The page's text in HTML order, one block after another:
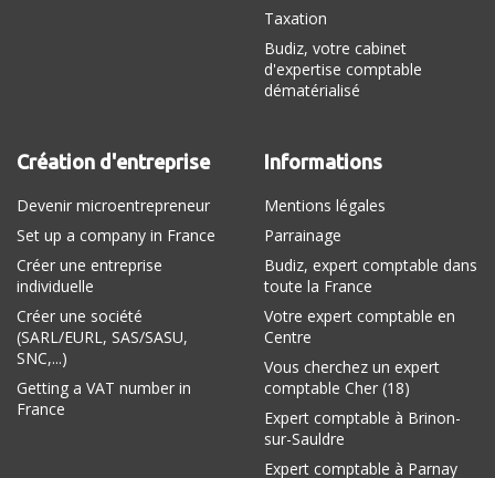
Taxation
Budiz, votre cabinet
d'expertise comptable
dématérialisé
Création d'entreprise
Devenir microentrepreneur
Set up a company in France
Créer une entreprise
individuelle
Créer une société
(SARL/EURL, SAS/SASU,
SNC,...)
Getting a VAT number in
France
Informations
Mentions légales
Parrainage
Budiz, expert comptable dans
toute la France
Votre expert comptable en
Centre
Vous cherchez un expert
comptable Cher (18)
Expert comptable à Brinon-
sur-Sauldre
Expert comptable à Parnay